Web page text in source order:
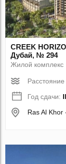
CREEK
Дубай, № 294
Жилой комплекс
Год сдачи:
Ras Al